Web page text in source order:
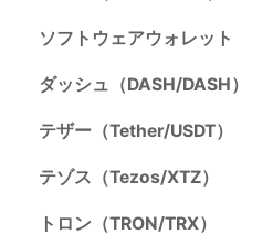
ソフトウェアウォレット
ダッシュ（DASH/DASH）
テザー（Tether/USDT）
テゾス（Tezos/XTZ）
トロン（TRON/TRX）